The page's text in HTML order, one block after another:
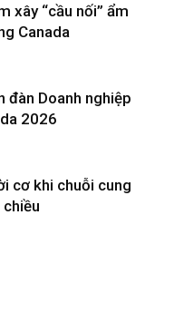
xây “cầu nối” ẩm
Canada
đàn Doanh nghiệp
2026
cơ khi chuỗi cung